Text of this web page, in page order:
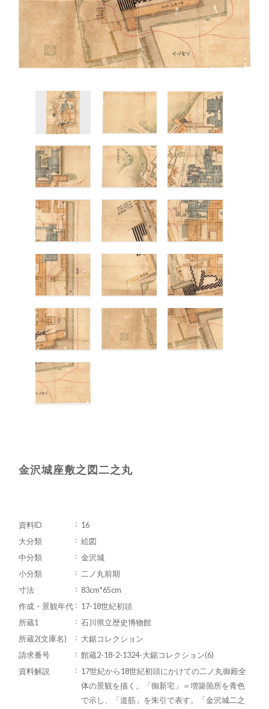
金沢城座敷之図二之丸
資料ID
16
大分類
絵図
中分類
金沢城
小分類
二ノ丸前期
寸法
83cm*65cm
作成・景観年代
17-18世紀初頭
所蔵1
石川県立歴史博物館
所蔵2(文庫名)
大鋸コレクション
請求番号
館蔵2-18-2-1324-大鋸コレクション(6)
資料解説
17世紀から18世紀初頭にかけての二ノ丸御殿全
体の景観を描く。「御新宅」＝増築箇所を青色
で示し、「道筋」を朱引で表す。「金沢城二之